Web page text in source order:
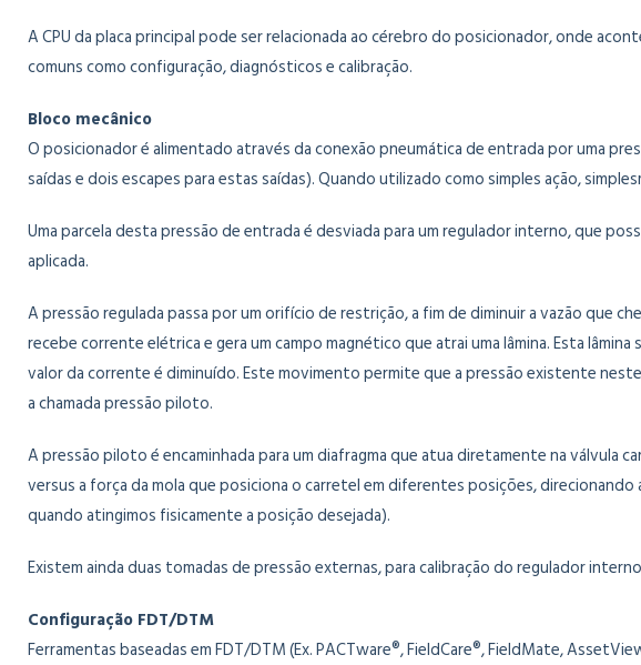
A CPU da placa principal pode ser relacionada ao cérebro do posicionador, onde
comuns como configuração, diagnósticos e calibração.
Bloco mecânico
O posicionador é alimentado através da conexão pneumática de entrada por uma
saídas e dois escapes para estas saídas). Quando utilizado como simples ação,
Uma parcela desta pressão de entrada é desviada para um regulador interno, que
aplicada.
A pressão regulada passa por um orifício de restrição, a fim de diminuir a vazão que
recebe corrente elétrica e gera um campo magnético que atrai uma lâmina. Esta
valor da corrente é diminuído. Este movimento permite que a pressão existente
a chamada pressão piloto.
A pressão piloto é encaminhada para um diafragma que atua diretamente na válvula
versus a força da mola que posiciona o carretel em diferentes posições,
quando atingimos fisicamente a posição desejada).
Existem ainda duas tomadas de pressão externas, para calibração do regulador
Configuração FDT/DTM
Ferramentas baseadas em FDT/DTM (Ex. PACTware®, FieldCare®, FieldMate,